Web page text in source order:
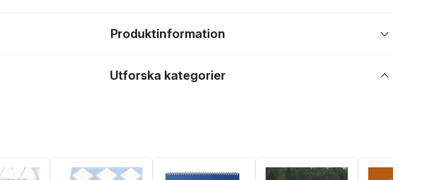
Produktinformation
Utforska kategorier